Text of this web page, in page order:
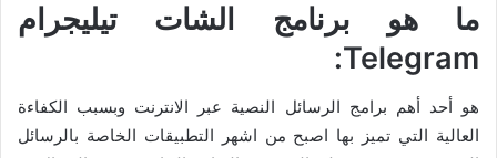
ما هو برنامج الشات تيليجرام
Telegram:
هو أحد أهم برامج الرسائل النصية عبر الانترنت وبسبب الكفاءة
العالية التي تميز بها اصبح من اشهر التطبيقات الخاصة بالرسائل